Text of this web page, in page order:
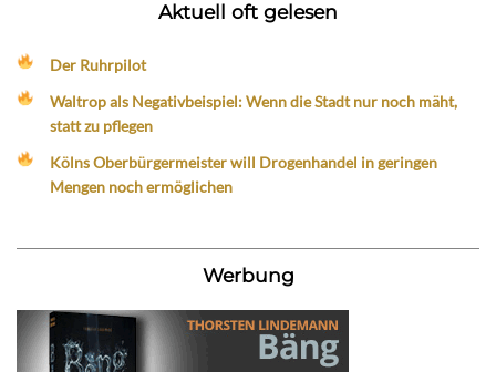
Aktuell oft gelesen
Der Ruhrpilot
Waltrop als Negativbeispiel: Wenn die Stadt nur noch mäht,
statt zu pflegen
Kölns Oberbürgermeister will Drogenhandel in geringen
Mengen noch ermöglichen
Werbung